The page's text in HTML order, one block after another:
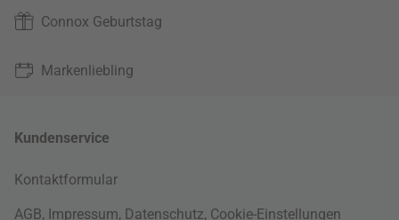
Connox Geburtstag
Markenliebling
Kundenservice
Kontaktformular
AGB, Impressum, Datenschutz, Cookie-Einstellungen